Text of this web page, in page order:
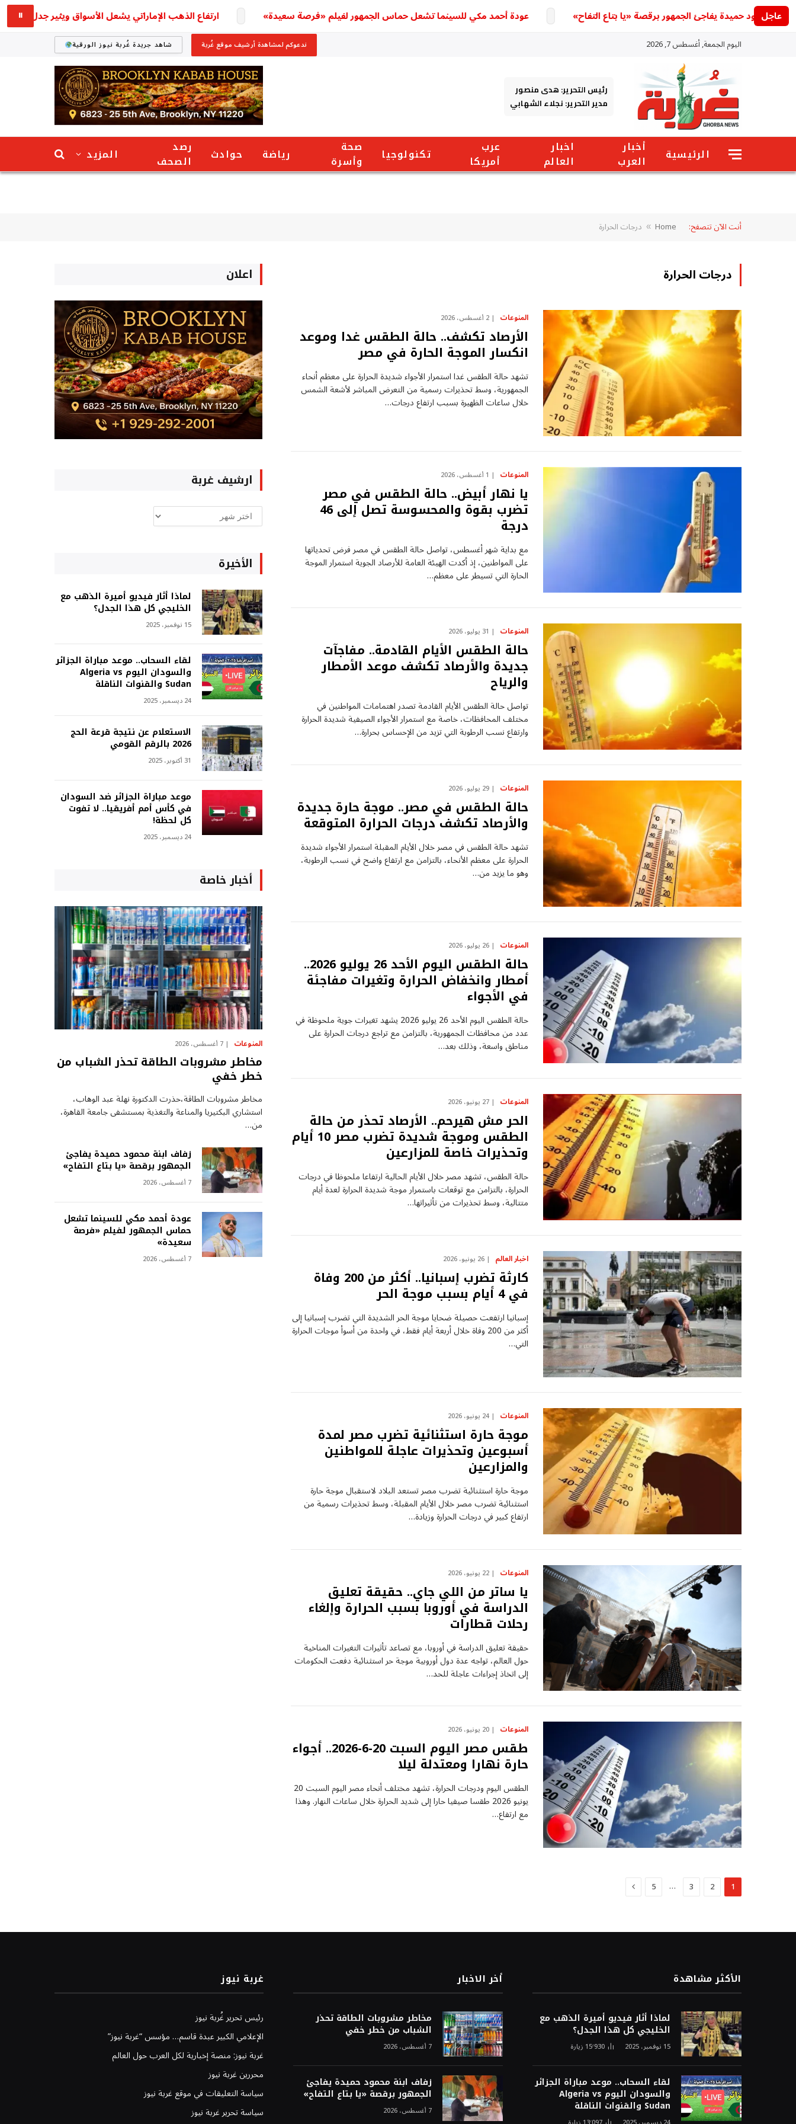
عاجل
حميدة يفاجئ الجمهور برقصة «يا بتاع التفاح» عودة أحمد مكي للسينما تشعل حماس الجمهور لفيلم «فرصة سعيدة» ارتفاع الذهب الإماراتي يشعل الأسواق ويثير جدل المتعاملين
⏸
اليوم الجمعة, أغسطس 7, 2026 ندعوكم لمشاهدة أرشيف موقع غُربة شاهد جريدة غُربة نيوز الورقية
رئيس التحرير: هدى منصور
مدير التحرير: نجلاء الشهابي
الرئيسية
أخبار
العرب
اخبار
العالم
عرب
أمريكا
تكنولوجيا
صحة
وأسرة
رياضة حوادث
رصد
الصحف
المزيد
أنت الآن تتصفح: Home
» درجات الحرارة
درجات الحرارة
المنوعات 2 أغسطس، 2026
الأرصاد تكشف.. حالة الطقس غدا وموعد
انكسار الموجة الحارة في مصر
تشهد حالة الطقس غدا استمرار الأجواء شديدة الحرارة على معظم أنحاء
الجمهورية، وسط تحذيرات رسمية من التعرض المباشر لأشعة الشمس
خلال ساعات الظهيرة بسبب ارتفاع درجات…
المنوعات 1 أغسطس، 2026
يا نهار أبيض.. حالة الطقس في مصر
تضرب بقوة والمحسوسة تصل إلى 46
درجة
مع بداية شهر أغسطس، تواصل حالة الطقس في مصر فرض تحدياتها
على المواطنين، إذ أكدت الهيئة العامة للأرصاد الجوية استمرار الموجة
الحارة التي تسيطر على معظم…
المنوعات 31 يوليو، 2026
حالة الطقس الأيام القادمة.. مفاجآت
جديدة والأرصاد تكشف موعد الأمطار
والرياح
تواصل حالة الطقس الأيام القادمة تصدر اهتمامات المواطنين في
مختلف المحافظات، خاصة مع استمرار الأجواء الصيفية شديدة الحرارة
وارتفاع نسب الرطوبة التي تزيد من الإحساس بحرارة…
المنوعات 29 يوليو، 2026
حالة الطقس في مصر.. موجة حارة جديدة
والأرصاد تكشف درجات الحرارة المتوقعة
تشهد حالة الطقس في مصر خلال الأيام المقبلة استمرار الأجواء شديدة
الحرارة على معظم الأنحاء، بالتزامن مع ارتفاع واضح في نسب الرطوبة،
وهو ما يزيد من…
المنوعات 26 يوليو، 2026
حالة الطقس اليوم الأحد 26 يوليو 2026..
أمطار وانخفاض الحرارة وتغيرات مفاجئة
في الأجواء
حالة الطقس اليوم الأحد 26 يوليو 2026 يشهد تغيرات جوية ملحوظة في
عدد من محافظات الجمهورية، بالتزامن مع تراجع درجات الحرارة على
مناطق واسعة، وذلك بعد…
المنوعات 27 يونيو، 2026
الحر مش هيرحم.. الأرصاد تحذر من حالة
الطقس وموجة شديدة تضرب مصر 10 أيام
وتحذيرات خاصة للمزارعين
حالة الطقس، تشهد مصر خلال الأيام الحالية ارتفاعا ملحوظا في درجات
الحرارة، بالتزامن مع توقعات باستمرار موجة شديدة الحرارة لعدة أيام
متتالية، وسط تحذيرات من تأثيراتها…
اخبار العالم 26 يونيو، 2026
كارثة تضرب إسبانيا.. أكثر من 200 وفاة
في 4 أيام بسبب موجة الحر
إسبانيا ارتفعت حصيلة ضحايا موجة الحر الشديدة التي تضرب إسبانيا إلى
أكثر من 200 وفاة خلال أربعة أيام فقط، في واحدة من أسوأ موجات الحرارة
التي…
المنوعات 24 يونيو، 2026
موجة حارة استثنائية تضرب مصر لمدة
أسبوعين وتحذيرات عاجلة للمواطنين
والمزارعين
موجة حارة استثنائية تضرب مصر تستعد البلاد لاستقبال موجة حارة
استثنائية تضرب مصر خلال الأيام المقبلة، وسط تحذيرات رسمية من
ارتفاع كبير في درجات الحرارة وزيادة…
المنوعات 22 يونيو، 2026
يا ساتر من اللي جاي.. حقيقة تعليق
الدراسة في أوروبا بسبب الحرارة وإلغاء
رحلات قطارات
حقيقة تعليق الدراسة في أوروبا، مع تصاعد تأثيرات التغيرات المناخية
حول العالم، تواجه عدة دول أوروبية موجة حر استثنائية دفعت الحكومات
إلى اتخاذ إجراءات عاجلة للحد…
المنوعات 20 يونيو، 2026
طقس مصر اليوم السبت 20-6-2026.. أجواء
حارة نهارا ومعتدلة ليلا
الطقس اليوم ودرجات الحرارة، تشهد مختلف أنحاء مصر اليوم السبت 20
يونيو 2026 طقسا صيفيا حارا إلى شديد الحرارة خلال ساعات النهار. وهذا
مع ارتفاع…
1
2
3
…
5 التالي
اعلان
ارشيف غربة
ارشيف
غربة
الأخيرة
لماذا أثار فيديو أميرة الذهب مع
الخليجي كل هذا الجدل؟
15 نوفمبر، 2025
لقاء السحاب.. موعد مباراة الجزائر
والسودان اليوم Algeria vs
Sudan والقنوات الناقلة
24 ديسمبر، 2025
الاستعلام عن نتيجة قرعة الحج
2026 بالرقم القومي
31 أكتوبر، 2025
موعد مباراة الجزائر ضد السودان
في كأس أمم أفريقيا.. لا تفوت
كل لحظة!
24 ديسمبر، 2025
أخبار خاصة
المنوعات 7 أغسطس، 2026
مخاطر مشروبات الطاقة تحذر الشباب من
خطر خفي
مخاطر مشروبات الطاقة،حذرت الدكتورة نهلة عبد الوهاب،
استشاري البكتيريا والمناعة والتغذية بمستشفى جامعة القاهرة،
من…
زفاف ابنة محمود حميدة يفاجئ
الجمهور برقصة «يا بتاع التفاح»
7 أغسطس، 2026
عودة أحمد مكي للسينما تشعل
حماس الجمهور لفيلم «فرصة
سعيدة»
7 أغسطس، 2026
الأكثر مشاهدة
لماذا أثار فيديو أميرة الذهب مع
الخليجي كل هذا الجدل؟
15 نوفمبر، 2025 15٬930 زيارة
لقاء السحاب.. موعد مباراة الجزائر
والسودان اليوم Algeria vs
Sudan والقنوات الناقلة
أخر الاخبار
مخاطر مشروبات الطاقة تحذر
الشباب من خطر خفي
7 أغسطس، 2026
زفاف ابنة محمود حميدة يفاجئ
الجمهور برقصة «يا بتاع التفاح»
7 أغسطس، 2026
غربة نيوز
رئيس تحرير غُربة نيوز
الإعلامي الكبير عبدة قاسم… مؤسس “غربة نيوز”
غربة نيوز: منصة إخبارية لكل العرب حول العالم
محررين غربة نيوز
سياسة التعليقات في موقع غربة نيوز
سياسة تحرير غربة نيوز